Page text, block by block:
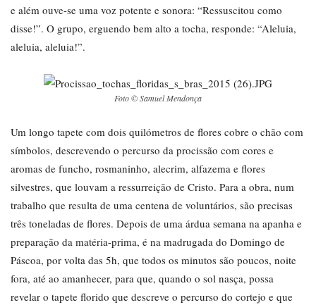
e além ouve-se uma voz potente e sonora: “Ressuscitou como
disse!”. O grupo, erguendo bem alto a tocha, responde: “Aleluia,
aleluia, aleluia!”.
Foto © Samuel Mendonça
Um longo tapete com dois quilómetros de flores cobre o chão com
símbolos, descrevendo o percurso da procissão com cores e
aromas de funcho, rosmaninho, alecrim, alfazema e flores
silvestres, que louvam a ressurreição de Cristo. Para a obra, num
trabalho que resulta de uma centena de voluntários, são precisas
três toneladas de flores. Depois de uma árdua semana na apanha e
preparação da matéria-prima, é na madrugada do Domingo de
Páscoa, por volta das 5h, que todos os minutos são poucos, noite
fora, até ao amanhecer, para que, quando o sol nasça, possa
revelar o tapete florido que descreve o percurso do cortejo e que